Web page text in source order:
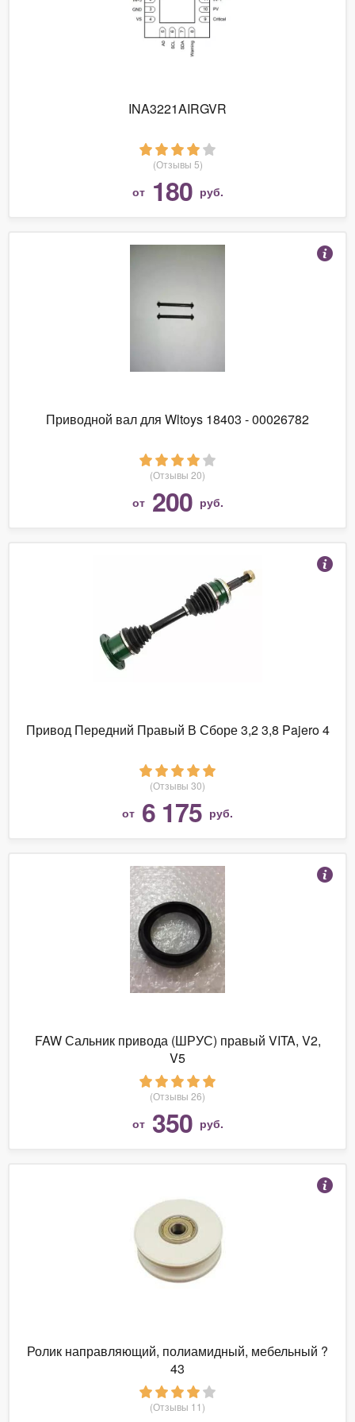
INA3221AIRGVR
(Отзывы 5)
от 180 руб.
Приводной вал для Wltoys 18403 - 00026782
(Отзывы 20)
от 200 руб.
Привод Передний Правый В Сборе 3,2 3,8 Pajero 4
(Отзывы 30)
от 6 175 руб.
FAW Сальник привода (ШРУС) правый VITA, V2,
V5
(Отзывы 26)
от 350 руб.
Ролик направляющий, полиамидный, мебельный ?
43
(Отзывы 11)